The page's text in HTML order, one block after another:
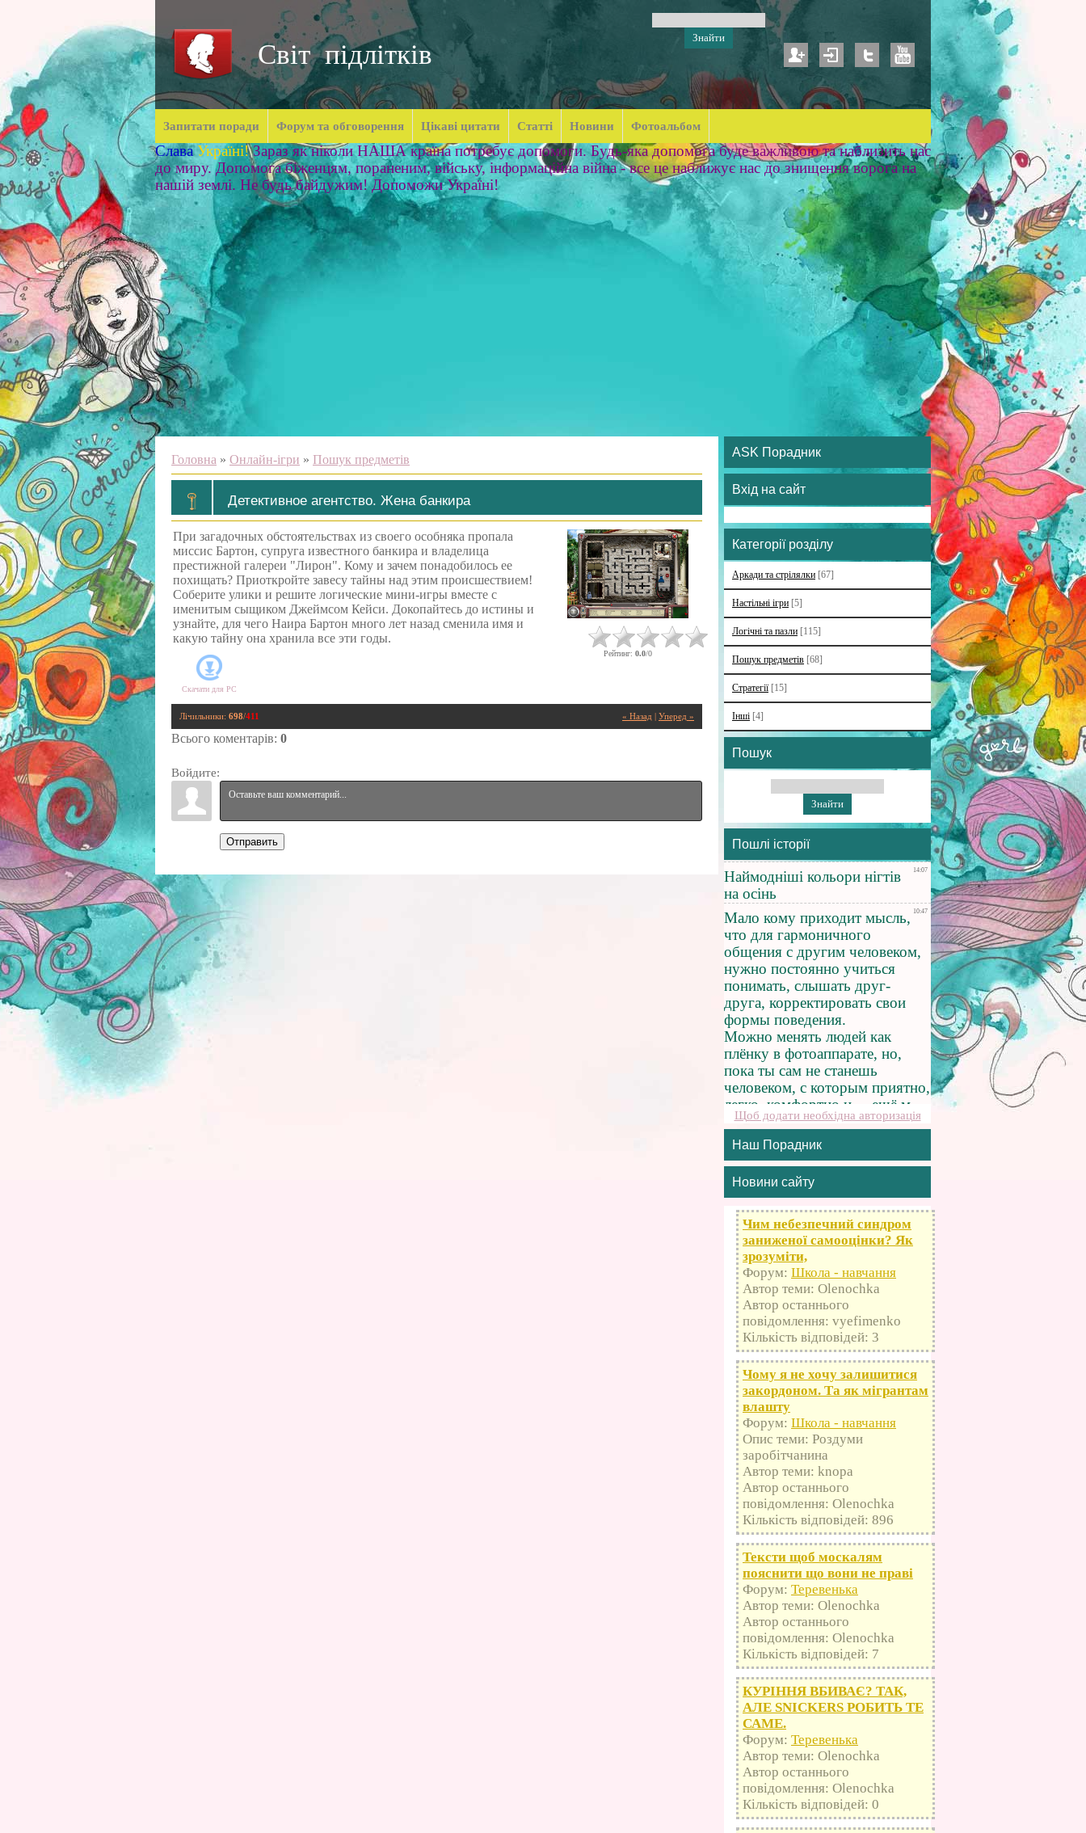
Світ підлітків
Запитати поради Форум та обговорення Цікаві цитати Статті Новини Фотоальбом
Слава Україні! Зараз як ніколи НАША країна потребує допомоги. Будь-яка допомога буде важливою та наблизить нас
до миру. Допомога біженцям, пораненим, війську, інформаційна війна - все це наближує нас до знищення ворога на
нашій землі. Не будь байдужим! Допоможи Україні!
Головна » Онлайн-ігри » Пошук предметів
Детективное агентство. Жена банкира
При загадочных обстоятельствах из своего особняка пропала
миссис Бартон, супруга известного банкира и владелица
престижной галереи "Лирон". Кому и зачем понадобилось ее
похищать? Приоткройте завесу тайны над этим происшествием!
Соберите улики и решите логические мини-игры вместе с
именитым сыщиком Джеймсом Кейси. Докопайтесь до истины и
узнайте, для чего Наира Бартон много лет назад сменила имя и
какую тайну она хранила все эти годы.
Скачати для PC
Рейтинг: 0.0/0
« Назад Уперед »
Лічильники: 698/411
Всього коментарів: 0
Войдите:
Отправить
ASK Порадник
Вхід на сайт
Категорії розділу
Аркади та стрілялки [67]
Настільні ігри [5]
Логічні та пазли [115]
Пошук предметів [68]
Стратегії [15]
Інші [4]
Пошук
Пошлі історії
Щоб додати необхідна авторизація
Наш Порадник
Новини сайту
Чим небезпечний синдром
заниженої самооцінки? Як
зрозуміти,
Форум: Школа - навчання
Автор теми: Olenochka
Автор останнього
повідомлення: vyefimenko
Кількість відповідей: 3
Чому я не хочу залишитися
закордоном. Та як мігрантам
влашту
Форум: Школа - навчання
Опис теми: Роздуми
заробітчанина
Автор теми: knopa
Автор останнього
повідомлення: Olenochka
Кількість відповідей: 896
Тексти щоб москалям
пояснити що вони не праві
Форум: Теревенька
Автор теми: Olenochka
Автор останнього
повідомлення: Olenochka
Кількість відповідей: 7
КУРІННЯ ВБИВАЄ? ТАК,
АЛЕ SNICKERS РОБИТЬ ТЕ
САМЕ.
Форум: Теревенька
Автор теми: Olenochka
Автор останнього
повідомлення: Olenochka
Кількість відповідей: 0